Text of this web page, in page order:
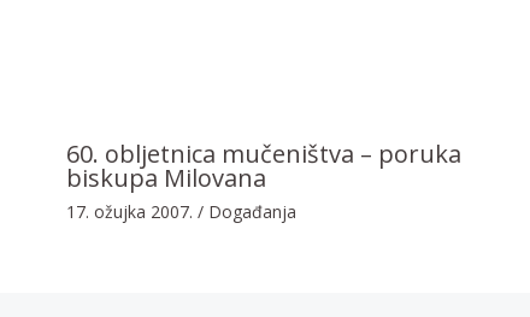
60. obljetnica mučeništva – poruka
biskupa Milovana
17. ožujka 2007. / Događanja